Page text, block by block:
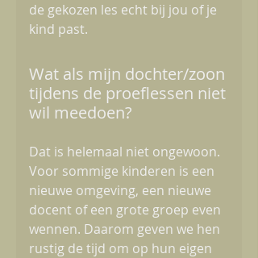
de gekozen les echt bij jou of je
kind past.
Wat als mijn dochter/zoon
tijdens de proeflessen niet
wil meedoen?
Dat is helemaal niet ongewoon.
Voor sommige kinderen is een
nieuwe omgeving, een nieuwe
docent of een grote groep even
wennen. Daarom geven we hen
rustig de tijd om op hun eigen